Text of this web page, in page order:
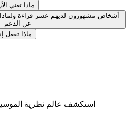
ماذا تعني
أشخاص مشهورون لديهم عسر قراءة ولماذا
عن الدعم
ماذا تفعل
استكشف عالم نظرية